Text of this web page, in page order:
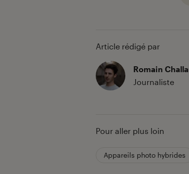
Article rédigé par
Romain
Journaliste
Pour aller plus loin
Appareils photo hybrides